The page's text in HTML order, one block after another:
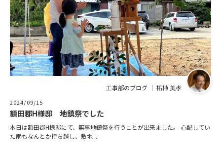
工事部のブログ ｜ 柘植 美孝
2024/09/15
額田郡H様邸 地鎮祭でした
本日は額田郡H様邸にて、無事地鎮祭を行うことが出来ました。 心配してい
た雨もなんとか持ち越し、敷地 ...